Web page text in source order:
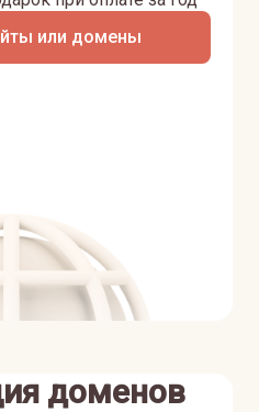
или домены
доменов